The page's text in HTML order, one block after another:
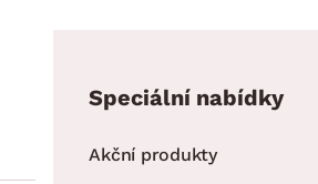
Speciální nabídky
Akční produkty